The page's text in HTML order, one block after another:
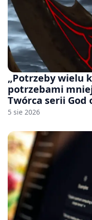
„Potrzeby wielu
potrzebami
Twórca serii God
rozumie,
5 sie 2026